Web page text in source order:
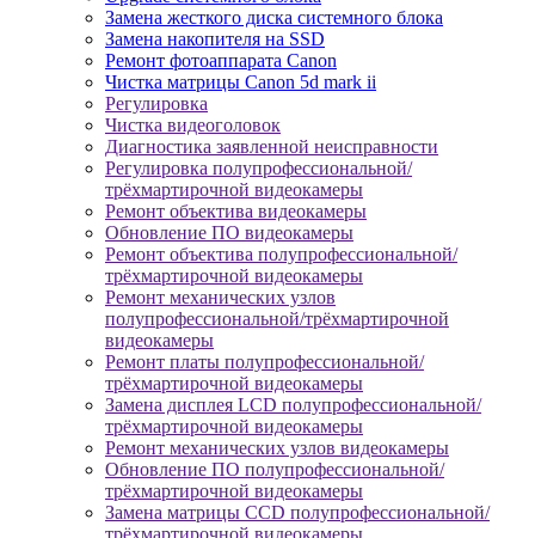
Замена жесткого диска системного блока
Замена накопителя на SSD
Ремонт фотоаппарата Canon
Чистка матрицы Canon 5d mark ii
Регулировка
Чистка видеоголовок
Диагностика заявленной неисправности
Регулировка полупрофессиональной/
трёхмартирочной видеокамеры
Ремонт объектива видеокамеры
Обновление ПО видеокамеры
Ремонт объектива полупрофессиональной/
трёхмартирочной видеокамеры
Ремонт механических узлов
полупрофессиональной/трёхмартирочной
видеокамеры
Ремонт платы полупрофессиональной/
трёхмартирочной видеокамеры
Замена дисплея LCD полупрофессиональной/
трёхмартирочной видеокамеры
Ремонт механических узлов видеокамеры
Обновление ПО полупрофессиональной/
трёхмартирочной видеокамеры
Замена матрицы CCD полупрофессиональной/
трёхмартирочной видеокамеры